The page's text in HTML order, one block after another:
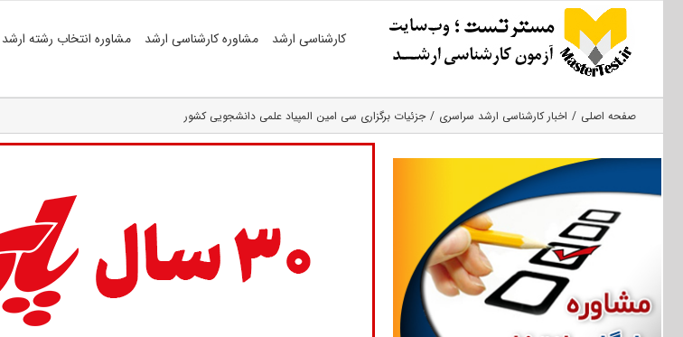
کارشناسی ارشد مشاوره کارشناسی ارشد مشاوره انتخاب رشته ارشد
صفحه اصلی اخبار کارشناسی ارشد سراسری جزئیات برگزاری سی امین المپیاد علمی دانشجویی کشور